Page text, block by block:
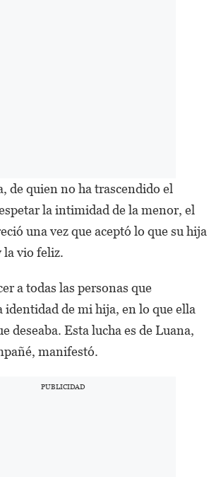
de quien no ha trascendido el
la intimidad de la menor, el
una vez que aceptó lo que su hija
la vio feliz.
a todas las personas que
identidad de mi hija, en lo que ella
deseaba. Esta lucha es de Luana,
manifestó.